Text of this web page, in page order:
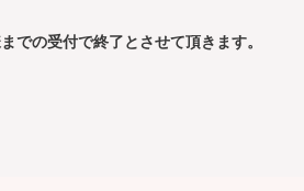
での受付で終了とさせて頂きます。